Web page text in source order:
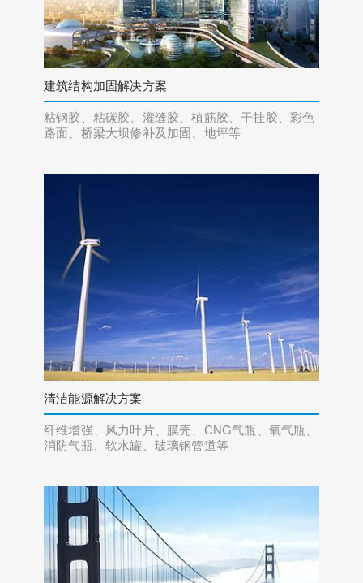
建筑结构加固解决方案
粘钢胶、粘碳胶、灌缝胶、植筋胶、干挂胶、彩色
路面、桥梁大坝修补及加固、地坪等
清洁能源解决方案
纤维增强、风力叶片、膜壳、CNG气瓶、氧气瓶、
消防气瓶、软水罐、玻璃钢管道等